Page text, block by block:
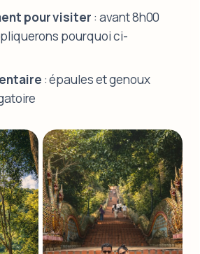
pour visiter : avant 8h00
pourquoi ci-
: épaules et genoux